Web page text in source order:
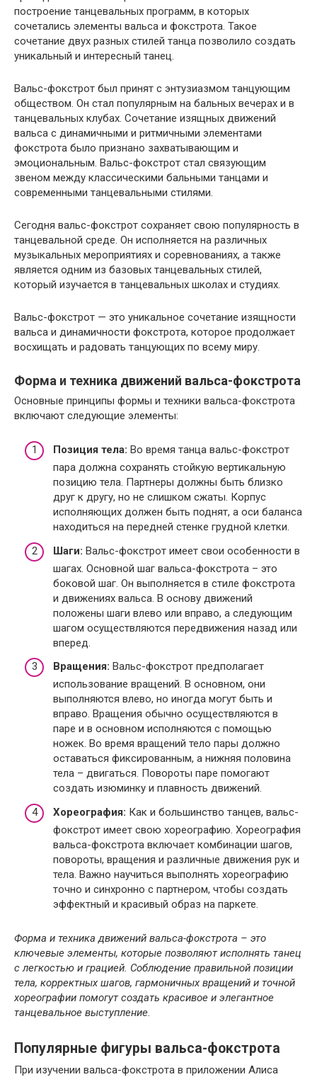
построение танцевальных программ, в которых
сочетались элементы вальса и фокстрота. Такое
сочетание двух разных стилей танца позволило создать
уникальный и интересный танец.
Вальс-фокстрот был принят с энтузиазмом танцующим
обществом. Он стал популярным на бальных вечерах и в
танцевальных клубах. Сочетание изящных движений
вальса с динамичными и ритмичными элементами
фокстрота было признано захватывающим и
эмоциональным. Вальс-фокстрот стал связующим
звеном между классическими бальными танцами и
современными танцевальными стилями.
Сегодня вальс-фокстрот сохраняет свою популярность в
танцевальной среде. Он исполняется на различных
музыкальных мероприятиях и соревнованиях, а также
является одним из базовых танцевальных стилей,
который изучается в танцевальных школах и студиях.
Вальс-фокстрот — это уникальное сочетание изящности
вальса и динамичности фокстрота, которое продолжает
восхищать и радовать танцующих по всему миру.
Форма и техника движений вальса-фокстрота
Основные принципы формы и техники вальса-фокстрота
включают следующие элементы:
Позиция тела: Во время танца вальс-фокстрот
пара должна сохранять стойкую вертикальную
позицию тела. Партнеры должны быть близко
друг к другу, но не слишком сжаты. Корпус
исполняющих должен быть поднят, а оси баланса
находиться на передней стенке грудной клетки.
Шаги: Вальс-фокстрот имеет свои особенности в
шагах. Основной шаг вальса-фокстрота – это
боковой шаг. Он выполняется в стиле фокстрота
и движениях вальса. В основу движений
положены шаги влево или вправо, а следующим
шагом осуществляются передвижения назад или
вперед.
Вращения: Вальс-фокстрот предполагает
использование вращений. В основном, они
выполняются влево, но иногда могут быть и
вправо. Вращения обычно осуществляются в
паре и в основном исполняются с помощью
ножек. Во время вращений тело пары должно
оставаться фиксированным, а нижняя половина
тела – двигаться. Повороты паре помогают
создать изюминку и плавность движений.
Хореография: Как и большинство танцев, вальс-
фокстрот имеет свою хореографию. Хореография
вальса-фокстрота включает комбинации шагов,
повороты, вращения и различные движения рук и
тела. Важно научиться выполнять хореографию
точно и синхронно с партнером, чтобы создать
эффектный и красивый образ на паркете.
Форма и техника движений вальса-фокстрота – это
ключевые элементы, которые позволяют исполнять танец
с легкостью и грацией. Соблюдение правильной позиции
тела, корректных шагов, гармоничных вращений и точной
хореографии помогут создать красивое и элегантное
танцевальное выступление.
Популярные фигуры вальса-фокстрота
При изучении вальса-фокстрота в приложении Алиса